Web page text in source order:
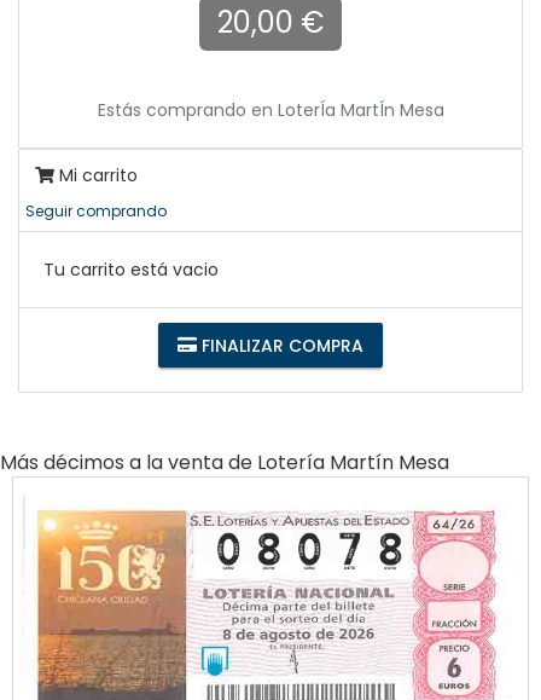
20,00 €
Estás comprando en LoterÍa MartÍn Mesa
Mi carrito
Seguir comprando
Tu carrito está vacio
FINALIZAR COMPRA
Más décimos a la venta de Lotería Martín Mesa